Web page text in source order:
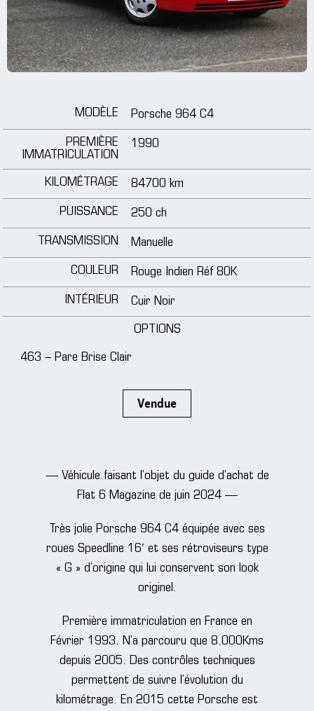
jantes
médias
MODÈLE Porsche 964 C4
PREMIÈRE
IMMATRICULATION
1990
KILOMÉTRAGE 84700 km
PUISSANCE 250 ch
TRANSMISSION Manuelle
COULEUR Rouge Indien Réf 80K
INTÉRIEUR Cuir Noir
OPTIONS
463 – Pare Brise Clair
Vendue
— Véhicule faisant l’objet du guide d’achat de
Flat 6 Magazine de juin 2024 —
Très jolie Porsche 964 C4 équipée avec ses
roues Speedline 16′ et ses rétroviseurs type
« G » d’origine qui lui conservent son look
originel.
Première immatriculation en France en
Février 1993. N’a parcouru que 8.000Kms
depuis 2005. Des contrôles techniques
permettent de suivre l’évolution du
kilométrage. En 2015 cette Porsche est